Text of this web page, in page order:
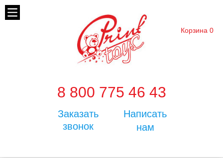
8 800 775 46 43
Заказать
звонок
Написать
нам
Корзина 0